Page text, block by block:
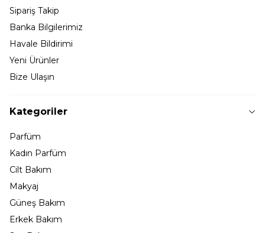
Sipariş Takip
Banka Bilgilerimiz
Havale Bildirimi
Yeni Ürünler
Bize Ulaşın
Kategoriler
Parfüm
Kadın Parfüm
Cilt Bakım
Makyaj
Güneş Bakım
Erkek Bakım